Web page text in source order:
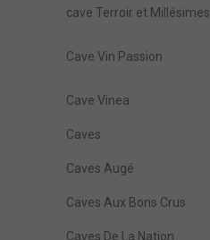
cave Terroir et Millésimes
Cave Vin Passion
Cave Vinea
Caves
Caves Augé
Caves Aux Bons Crus
Caves De La Nation